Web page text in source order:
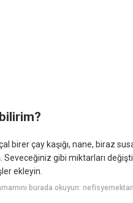
birer çay kaşığı, nane, biraz
Seveceğiniz gibi miktarları
ekleyin.
burada okuyun: